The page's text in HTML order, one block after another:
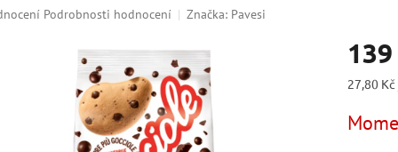
Podrobnosti hodnocení Značka: Pavesi
Měrná
27,80